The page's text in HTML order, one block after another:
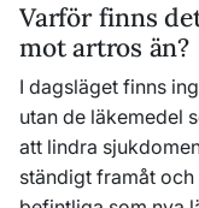
Varför finns
mot artros än?
I dagsläget finns
utan de läkemedel
att lindra
ständigt framåt